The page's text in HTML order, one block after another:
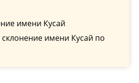
имени Кусай
имени Кусай по